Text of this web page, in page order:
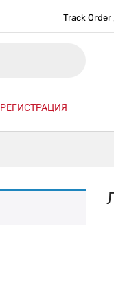
Track Order
РЕГИСТРАЦИЯ